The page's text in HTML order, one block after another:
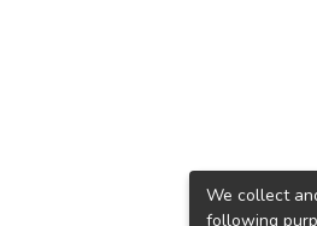
We collect
following